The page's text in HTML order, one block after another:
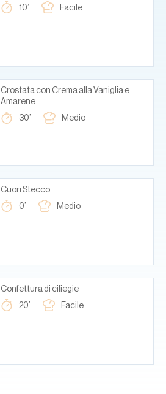
10’
Facile
Crostata con Crema alla Vaniglia e
Amarene
30’
Medio
Cuori Stecco
0’
Medio
Confettura di ciliegie
20’
Facile